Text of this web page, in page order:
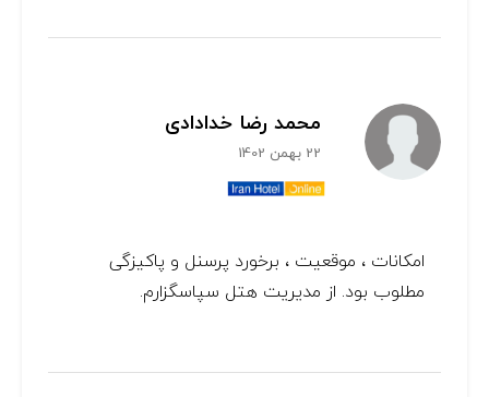
محمد رضا خدادادی
22 بهمن 1402
امکانات ، موقعیت ، برخورد پرسنل و پاکیزگی
مطلوب بود. از مدیریت هتل سپاسگزارم.